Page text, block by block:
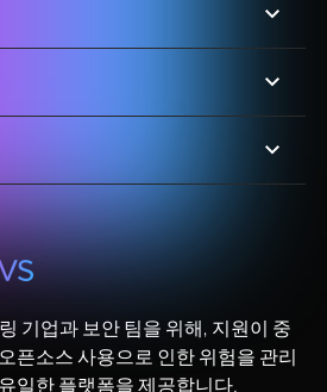
기업과 보안 팀을 위해, 지원이 중
픈소스 사용으로 인한 위험을 관리
일한 플랫폼을 제공합니다.